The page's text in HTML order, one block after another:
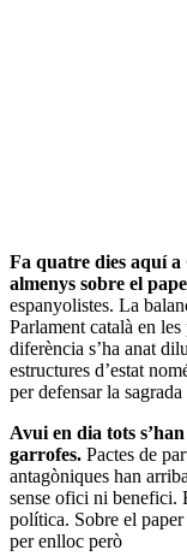
Fa quatre dies aquí
almenys sobre el
espanyolistes. La
Parlament català en
diferència s’ha anat
estructures d’estat
per defensar la
Avui en dia tots
garrofes. Pactes de
antagòniques han
sense ofici ni benefici.
política. Sobre el paper
per enlloc però